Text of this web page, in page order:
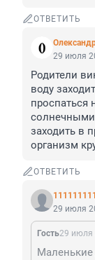
ОТВЕТИТЬ
29 июля
Родители
воду
проспаться
солнечными
заходить в
организм
ОТВЕТИТЬ
29 июля
Гость29 июля